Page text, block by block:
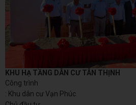
KHU HẠ TẦNG DÂN CƯ TÂN THỊNH
Công trình
: Khu dân cư Vạn Phúc